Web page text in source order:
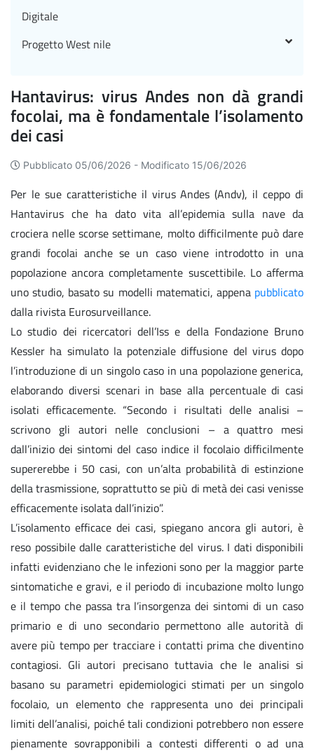
Hantavirus: virus Andes non dà grandi
focolai, ma è fondamentale l’isolamento
dei casi
Pubblicato 05/06/2026 - Modificato 15/06/2026
Per le sue caratteristiche il virus Andes (Andv), il ceppo di
Hantavirus che ha dato vita all’epidemia sulla nave da
crociera nelle scorse settimane, molto difficilmente può dare
grandi focolai anche se un caso viene introdotto in una
popolazione ancora completamente suscettibile. Lo afferma
uno studio, basato su modelli matematici, appena pubblicato
dalla rivista Eurosurveillance.
Lo studio dei ricercatori dell’Iss e della Fondazione Bruno
Kessler ha simulato la potenziale diffusione del virus dopo
l’introduzione di un singolo caso in una popolazione generica,
elaborando diversi scenari in base alla percentuale di casi
isolati efficacemente. “Secondo i risultati delle analisi –
scrivono gli autori nelle conclusioni – a quattro mesi
dall’inizio dei sintomi del caso indice il focolaio difficilmente
supererebbe i 50 casi, con un’alta probabilità di estinzione
della trasmissione, soprattutto se più di metà dei casi venisse
efficacemente isolata dall’inizio”.
L’isolamento efficace dei casi, spiegano ancora gli autori, è
reso possibile dalle caratteristiche del virus. I dati disponibili
infatti evidenziano che le infezioni sono per la maggior parte
sintomatiche e gravi, e il periodo di incubazione molto lungo
e il tempo che passa tra l’insorgenza dei sintomi di un caso
primario e di uno secondario permettono alle autorità di
avere più tempo per tracciare i contatti prima che diventino
contagiosi. Gli autori precisano tuttavia che le analisi si
basano su parametri epidemiologici stimati per un singolo
focolaio, un elemento che rappresenta uno dei principali
limiti dell’analisi, poiché tali condizioni potrebbero non essere
pienamente sovrapponibili a contesti differenti o ad una
Digitale
Progetto West nile